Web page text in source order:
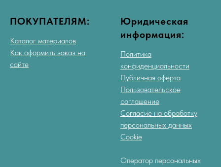
ПОКУПАТЕЛЯМ:
Каталог материалов
Как оформить заказ на
сайте
Юридическая
информация:
Политика
конфиденциальности
Публичная оферта
Пользовательское
соглашение
Согласие на обработку
персональных данных
Cookie
Оператор персональных